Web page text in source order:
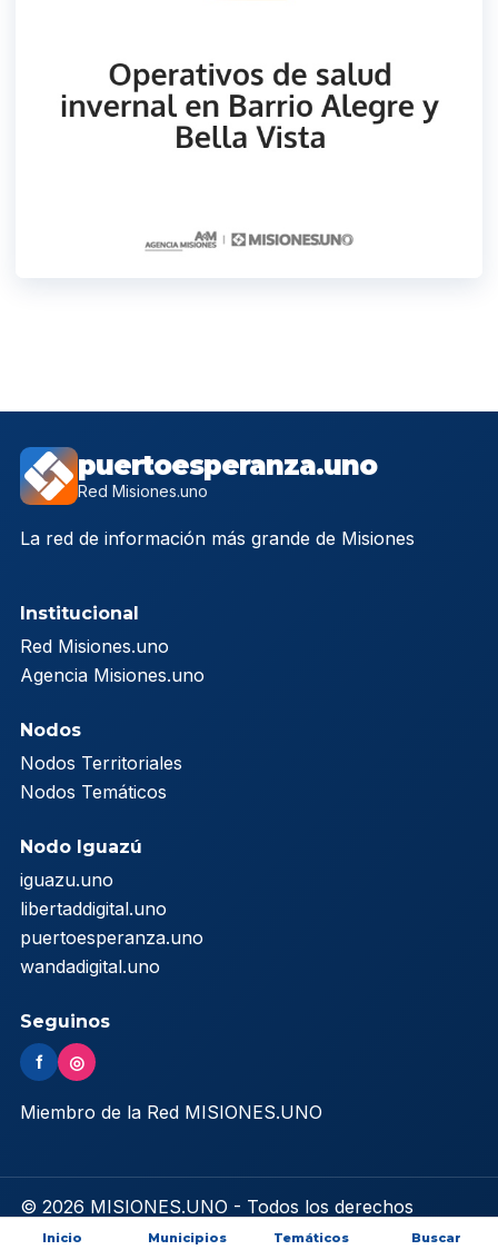
puertoesperanza.uno
Red Misiones.uno
La red de información más grande de Misiones
Institucional
Red Misiones.uno
Agencia Misiones.uno
Nodos
Nodos Territoriales
Nodos Temáticos
Nodo Iguazú
iguazu.uno
libertaddigital.uno
puertoesperanza.uno
wandadigital.uno
Seguinos
f ◎
Miembro de la Red MISIONES.UNO
© 2026 MISIONES.UNO - Todos los derechos
reservados
Inicio Municipios Temáticos Buscar